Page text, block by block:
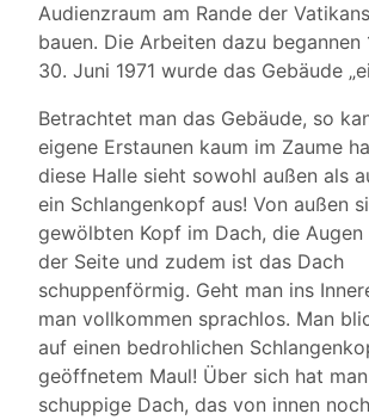
Audienzraum am Rande der
bauen. Die Arbeiten dazu begannen
30. Juni 1971 wurde das Gebäude
Betrachtet man das Gebäude, so
eigene Erstaunen kaum im Zaume
diese Halle sieht sowohl außen als
ein Schlangenkopf aus! Von außen
gewölbten Kopf im Dach, die Augen
der Seite und zudem ist das Dach
schuppenförmig. Geht man ins
man vollkommen sprachlos. Man
auf einen bedrohlichen
geöffnetem Maul! Über sich hat
schuppige Dach, das von innen